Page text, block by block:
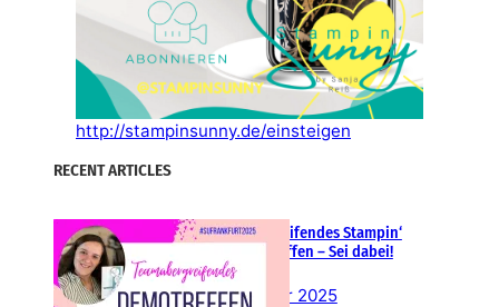
http://stampinsunny.de/einsteigen
RECENT ARTICLES
Teamübergreifendes Stampin‘
Up! Demotreffen – Sei dabei!
26. Februar 2025